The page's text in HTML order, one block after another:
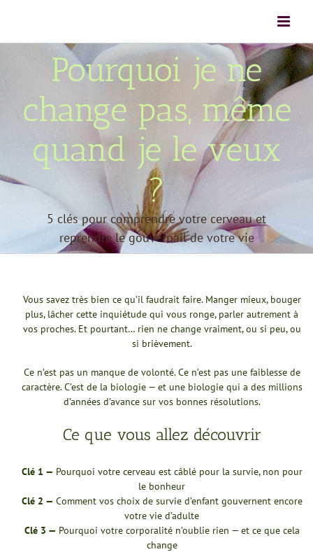
Pourquoi je ne
change pas, même
quand je le veux
?
5 clés pour comprendre votre cerveau et
reprendre le gouvernail de votre vie
Vous savez très bien ce qu’il faudrait faire. Manger mieux, bouger
plus, lâcher cette inquiétude qui vous ronge, parler autrement à
vos proches. Et pourtant… rien ne change vraiment, ou si peu, ou
si brièvement.
Ce n’est pas un manque de volonté. Ce n’est pas une faiblesse de
caractère. C’est de la biologie — et une biologie qui a des millions
d’années d’avance sur vos bonnes résolutions.
Ce que vous allez découvrir
Clé 1 — Pourquoi votre cerveau est câblé pour la survie, non pour
le bonheur
Clé 2 — Comment vos choix de survie d’enfant gouvernent encore
votre vie d’adulte
Clé 3 — Pourquoi votre corporalité n’oublie rien — et ce que cela
change